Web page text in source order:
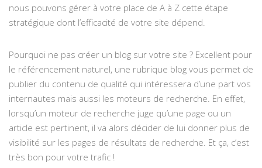
nous pouvons gérer à votre place de A à Z cette étape
stratégique dont l’efficacité de votre site dépend.
Pourquoi ne pas créer un blog sur votre site ? Excellent pour
le référencement naturel, une rubrique blog vous permet de
publier du contenu de qualité qui intéressera d’une part vos
internautes mais aussi les moteurs de recherche. En effet,
lorsqu’un moteur de recherche juge qu’une page ou un
article est pertinent, il va alors décider de lui donner plus de
visibilité sur les pages de résultats de recherche. Et ça, c’est
très bon pour votre trafic !